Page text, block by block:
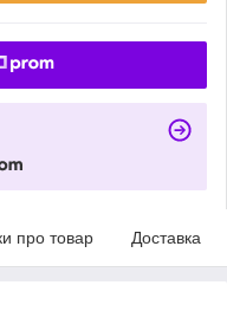
про товар Доставка